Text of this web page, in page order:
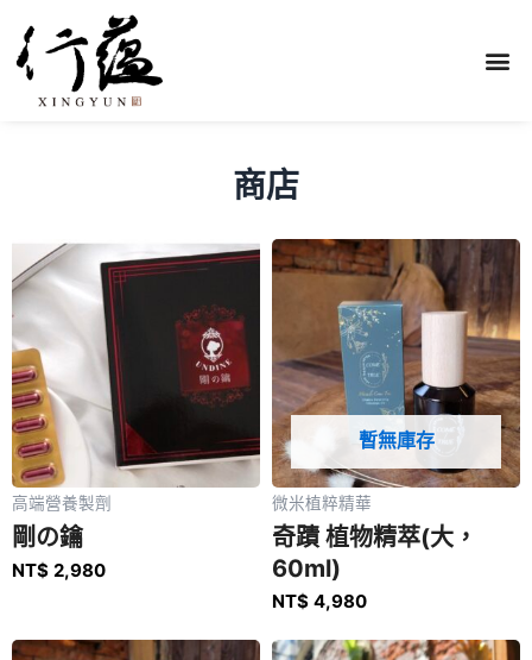
商店
高端營養製劑
剛の鑰
NT$ 2,980
暫無庫存
微米植粹精華
奇蹟 植物精萃(大，
60ml)
NT$ 4,980